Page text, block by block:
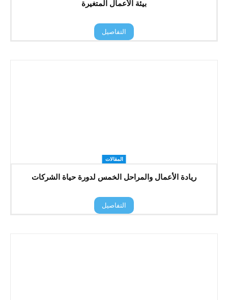
بيئة الأعمال المتغيرة
التفاصيل
المقالات
ريادة الأعمال والمراحل الخمس لدورة حياة الشركات
التفاصيل